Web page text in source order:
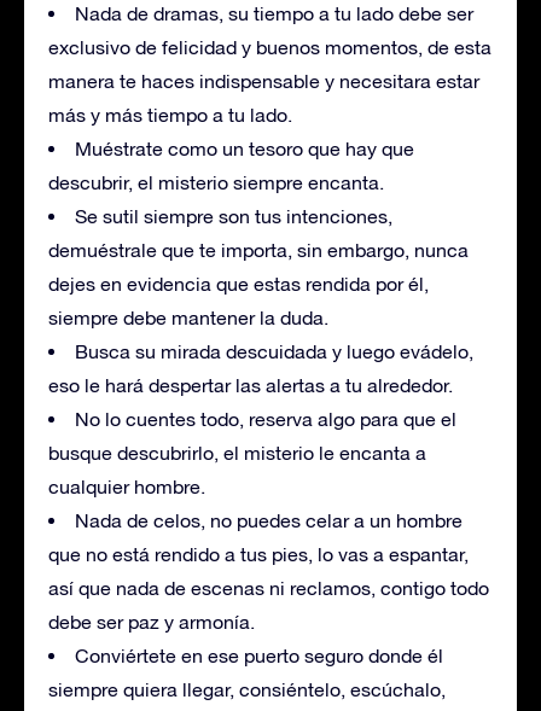
Nada de dramas, su tiempo a tu lado debe ser
exclusivo de felicidad y buenos momentos, de esta
manera te haces indispensable y necesitara estar
más y más tiempo a tu lado.
Muéstrate como un tesoro que hay que
descubrir, el misterio siempre encanta.
Se sutil siempre son tus intenciones,
demuéstrale que te importa, sin embargo, nunca
dejes en evidencia que estas rendida por él,
siempre debe mantener la duda.
Busca su mirada descuidada y luego evádelo,
eso le hará despertar las alertas a tu alrededor.
No lo cuentes todo, reserva algo para que el
busque descubrirlo, el misterio le encanta a
cualquier hombre.
Nada de celos, no puedes celar a un hombre
que no está rendido a tus pies, lo vas a espantar,
así que nada de escenas ni reclamos, contigo todo
debe ser paz y armonía.
Conviértete en ese puerto seguro donde él
siempre quiera llegar, consiéntelo, escúchalo,